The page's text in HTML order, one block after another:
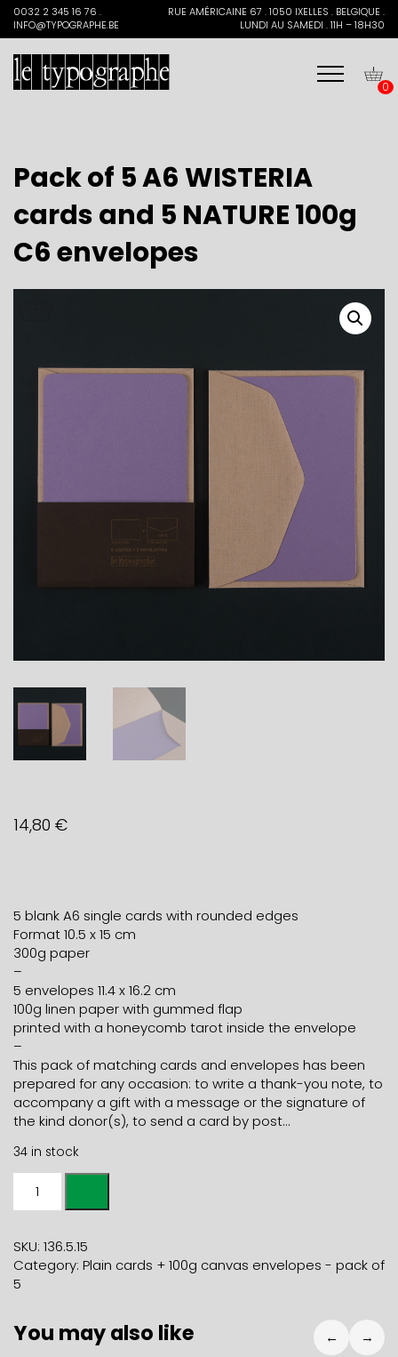
Search
for:0032 2 345 16 76 .
INFO@TYPOGRAPHE.BE
RUE AMÉRICAINE 67 . 1050 IXELLES . BELGIQUE .
LUNDI AU SAMEDI . 11H – 18H30
0
Pack of 5 A6 WISTERIA
cards and 5 NATURE 100g
C6 envelopes
14,80 €
5 blank A6 single cards with rounded edges
Format 10.5 x 15 cm
300g paper
–
5 envelopes 11.4 x 16.2 cm
100g linen paper with gummed flap
printed with a honeycomb tarot inside the envelope
–
This pack of matching cards and envelopes has been
prepared for any occasion: to write a thank-you note, to
accompany a gift with a message or the signature of
the kind donor(s), to send a card by post…
34 in stock
WISTERIA
cards
and
NATURE
SKU: 136.5.15
Category: Plain cards + 100g canvas envelopes - pack of
5
You may also like ← →